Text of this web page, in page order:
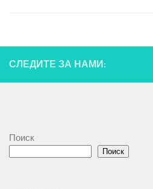
СЛЕДИТЕ ЗА НАМИ:
Поиск
Поиск